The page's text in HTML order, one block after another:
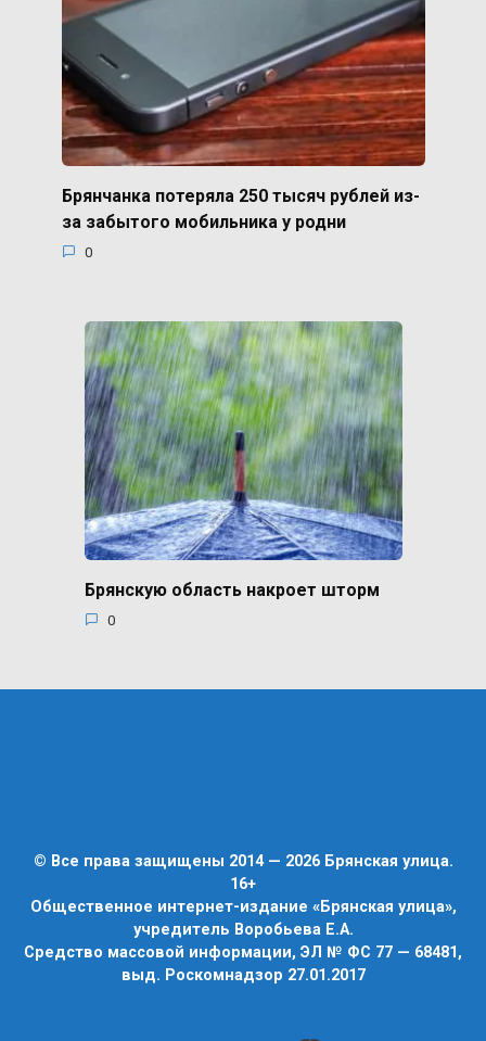
Брянчанка потеряла 250 тысяч рублей из-
за забытого мобильника у родни
0
Брянскую область накроет шторм
0
© Все права защищены 2014 — 2026 Брянская улица.
16+
Общественное интернет-издание «Брянская улица»,
учредитель Воробьева Е.А.
Средство массовой информации, ЭЛ № ФС 77 — 68481,
выд. Роскомнадзор 27.01.2017